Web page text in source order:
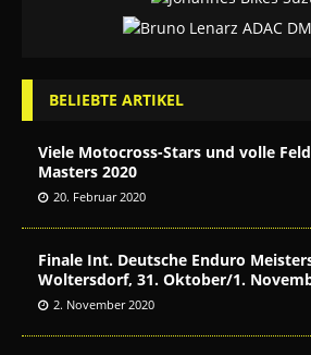
BELIEBTE ARTIKEL
Viele Motocross-Stars und volle
Masters 2020
20. Februar 2020
Finale Int. Deutsche Enduro
Woltersdorf, 31. Oktober/1.
2. November 2020